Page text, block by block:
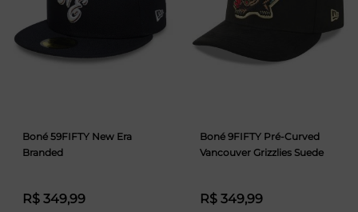
Boné 59FIFTY New Era
Branded
R$ 349,99
Boné 9FIFTY Pré-Curved
Vancouver Grizzlies Suede
R$ 349,99